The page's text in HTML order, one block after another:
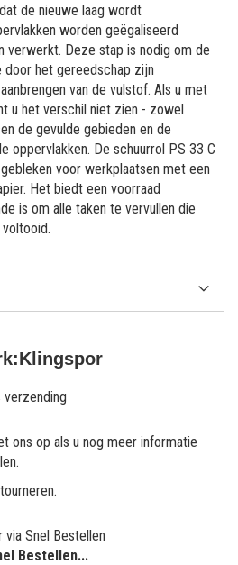
Klingspor
verzending
ons op als u nog meer informatie
via Snel Bestellen
Bestellen...
de nieuwe laag wordt
worden geëgaliseerd
verwerkt. Deze stap is nodig om de
het gereedschap zijn
van de vulstof. Als u met
u het verschil niet zien - zowel
de gevulde gebieden en de
oppervlakken. De schuurrol PS 33 C
voor werkplaatsen met een
Het biedt een voorraad
is om alle taken te vervullen die